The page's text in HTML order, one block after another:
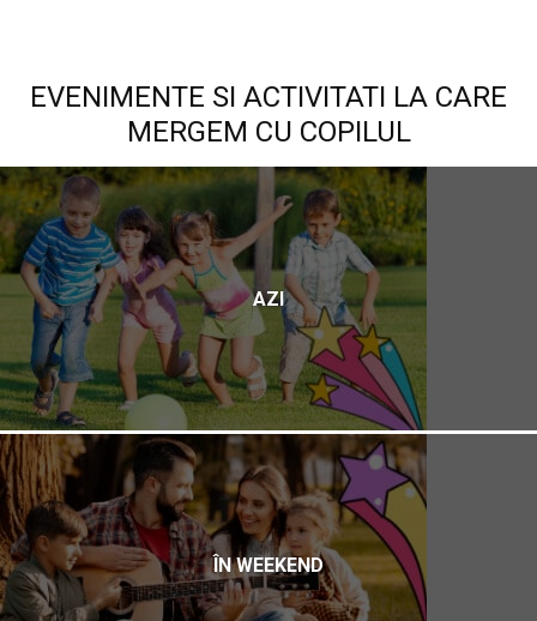
EVENIMENTE SI ACTIVITATI LA CARE
MERGEM CU COPILUL
AZI
ÎN WEEKEND